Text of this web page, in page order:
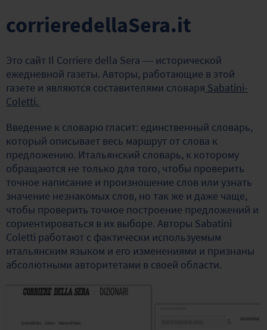
corrieredellaSera.it
Это сайт Il Corriere della Sera — исторической
ежедневной газеты. Авторы, работающие в этой
газете и являются составителями словаря Sabatini-
Coletti.
Введение к словарю гласит: единственный словарь,
который описывает весь маршрут от слова к
предложению. Итальянский словарь, к которому
обращаются не только для того, чтобы проверить
точное написание и произношение слов или узнать
значение незнакомых слов, но так же и даже чаще,
чтобы проверить точное построение предложений и
сориентироваться в их выборе. Авторы Sabatini
Coletti работают с фактически используемым
итальянским языком и его изменениями и признаны
абсолютными авторитетами в своей области.